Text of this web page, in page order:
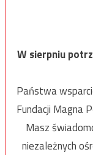
W sierpniu
Państwa
Fundacji Magna
Masz
niezależnych